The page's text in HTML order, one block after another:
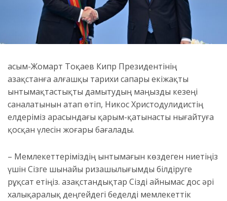
Қасым-Жомарт Тоқаев Кипр Президентінің
Қазақстанға алғашқы тарихи сапары екіжақты
ынтымақтастықты дамытудың маңызды кезеңі
саналатынын атап өтіп, Никос Христодулидистің
елдеріміз арасындағы қарым-қатынасты нығайтуға
қосқан үлесін жоғары бағалады.
– Мемлекеттеріміздің ынтымағын көздеген ниетіңіз
үшін Сізге шынайы ризашылығымды білдіруге
рұқсат етіңіз. Қазақстандықтар Сізді айнымас дос әрі
халықаралық деңгейдегі беделді мемлекеттік